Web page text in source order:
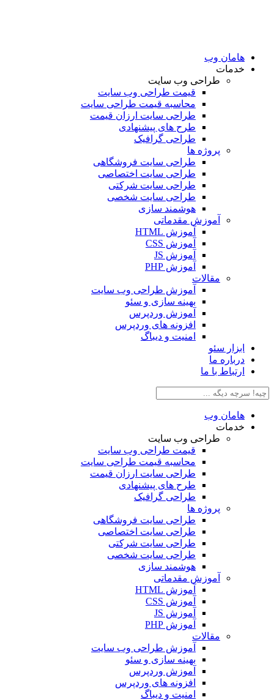
وب
طراحی وب سایت
قیمت طراحی وب سایت
محاسبه قیمت طراحی سایت
طراحی سایت ارزان قیمت
طرح های پیشنهادی
طراحی گرافیک
پروژه ها
طراحی سایت فروشگاهی
طراحی سایت اختصاصی
طراحی سایت شرکتی
طراحی سایت شخصی
هوشمند سازی
آموزش مقدماتی
آموزش HTML
آموزش CSS
آموزش JS
آموزش PHP
مقالات
آموزش طراحی وب سایت
بهینه سازی و سئو
آموزش وردپرس
افزونه های وردپرس
امنیت و دیباگ
سئو
ما
با ما
وب
طراحی وب سایت
قیمت طراحی وب سایت
محاسبه قیمت طراحی سایت
طراحی سایت ارزان قیمت
طرح های پیشنهادی
طراحی گرافیک
پروژه ها
طراحی سایت فروشگاهی
طراحی سایت اختصاصی
طراحی سایت شرکتی
طراحی سایت شخصی
هوشمند سازی
آموزش مقدماتی
آموزش HTML
آموزش CSS
آموزش JS
آموزش PHP
مقالات
آموزش طراحی وب سایت
بهینه سازی و سئو
آموزش وردپرس
افزونه های وردپرس
امنیت و دیباگ